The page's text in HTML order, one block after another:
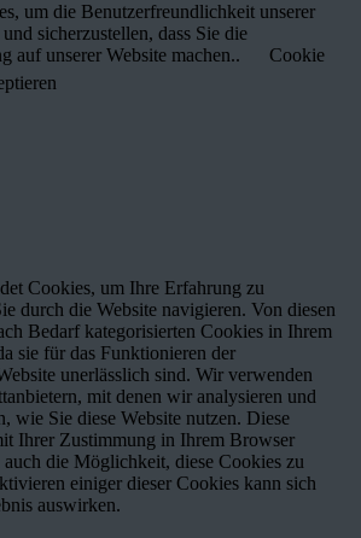
um die Benutzerfreundlichkeit unserer
sicherzustellen, dass Sie die
auf unserer Website machen..
Cookie
Cookies, um Ihre Erfahrung zu
durch die Website navigieren. Von diesen
Bedarf kategorisierten Cookies in Ihrem
sie für das Funktionieren der
unerlässlich sind. Wir verwenden
mit denen wir analysieren und
wie Sie diese Website nutzen. Diese
Ihrer Zustimmung in Ihrem Browser
auch die Möglichkeit, diese Cookies zu
einiger dieser Cookies kann sich
auswirken.